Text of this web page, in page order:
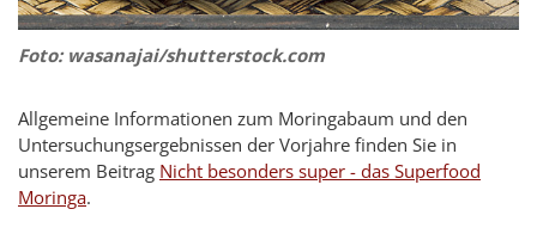
Foto: wasanajai/shutterstock.com
Allgemeine Informationen zum Moringabaum und den
Untersuchungsergebnissen der Vorjahre finden Sie in
unserem Beitrag Nicht besonders super - das Superfood
Moringa.